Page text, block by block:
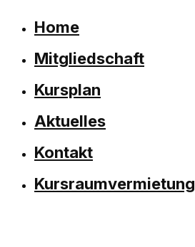
Home
Mitgliedschaft
Kursplan
Aktuelles
Kontakt
Kursraumvermietung